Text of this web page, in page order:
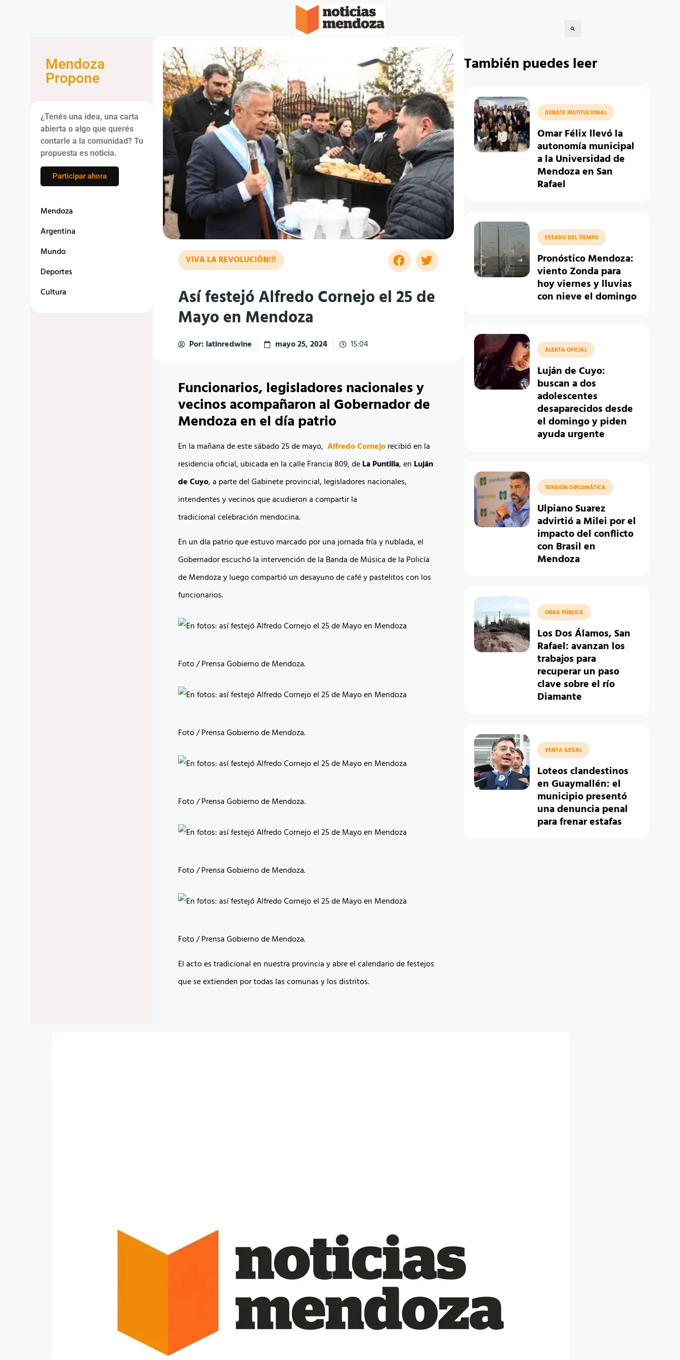
Mendoza
Propone
¿Tenés una idea, una carta
abierta o algo que querés
contarle a la comunidad? Tu
propuesta es noticia.
Participar ahora
Mendoza
Argentina
Mundo
Deportes
Cultura
VIVA LA REVOLUCIÓN!!!
Así festejó Alfredo Cornejo el 25 de
Mayo en Mendoza
Por: latinredwine mayo 25, 2024 15:04
Funcionarios, legisladores nacionales y
vecinos acompañaron al Gobernador de
Mendoza en el día patrio
En la mañana de este sábado 25 de mayo, Alfredo Cornejorecibió en la
residencia oficial, ubicada en la calle Francia 809, deLa Puntilla, en Luján
de Cuyo, a parte del Gabinete provincial, legisladores nacionales,
intendentes y vecinos que acudieron a compartir la
tradicional celebración mendocina.
En un día patrio que estuvo marcado por una jornada fría y nublada, el
Gobernador escuchó la intervención de la Banda de Música de la Policía
de Mendoza y luego compartió un desayuno de café y pastelitos con los
funcionarios.
Foto / Prensa Gobierno de Mendoza.
Foto / Prensa Gobierno de Mendoza.
Foto / Prensa Gobierno de Mendoza.
Foto / Prensa Gobierno de Mendoza.
Foto / Prensa Gobierno de Mendoza.
El acto es tradicional en nuestra provincia y abre el calendario de festejos
que se extienden por todas las comunas y los distritos.
También puedes leer
DEBATE INSTITUCIONAL
Omar Félix llevó la
autonomía municipal
a la Universidad de
Mendoza en San
Rafael
ESTADO DEL TIEMPO
Pronóstico Mendoza:
viento Zonda para
hoy viernes y lluvias
con nieve el domingo
ALERTA OFICIAL
Luján de Cuyo:
buscan a dos
adolescentes
desaparecidos desde
el domingo y piden
ayuda urgente
TENSIÓN DIPLOMÁTICA
Ulpiano Suarez
advirtió a Milei por el
impacto del conflicto
con Brasil en
Mendoza
OBRA PÚBLICA
Los Dos Álamos, San
Rafael: avanzan los
trabajos para
recuperar un paso
clave sobre el río
Diamante
VENTA ILEGAL
Loteos clandestinos
en Guaymallén: el
municipio presentó
una denuncia penal
para frenar estafas